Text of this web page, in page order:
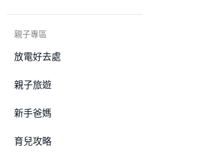
親子專區
放電好去處
親子旅遊
新手爸媽
育兒攻略